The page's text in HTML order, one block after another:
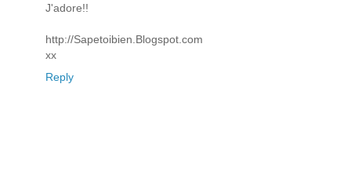
J'adore!!
http://Sapetoibien.Blogspot.com
xx
Reply